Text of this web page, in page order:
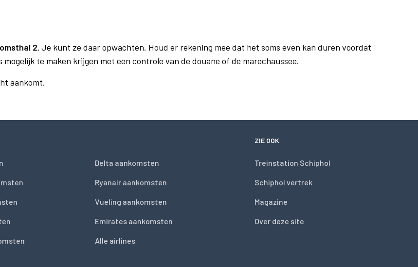
2. Je kunt ze daar opwachten. Houd er rekening mee dat het soms even kan duren voordat
te maken krijgen met een controle van de douane of de marechaussee.
aankomt.
Delta aankomsten
Ryanair aankomsten
Vueling aankomsten
Emirates aankomsten
Alle airlines
ZIE OOK
Treinstation Schiphol
Schiphol vertrek
Magazine
Over deze site